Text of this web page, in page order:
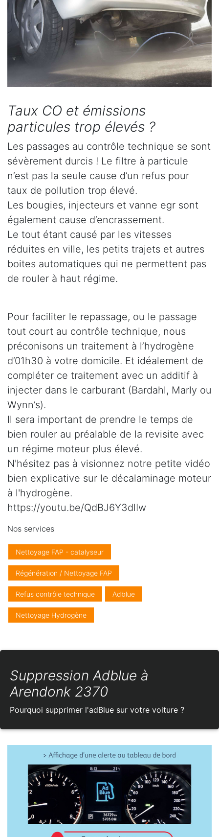
Taux CO et émissions
particules trop élevés ?
Les passages au contrôle technique se sont
sévèrement durcis ! Le filtre à particule
n’est pas la seule cause d’un refus pour
taux de pollution trop élevé.
Les bougies, injecteurs et vanne egr sont
également cause d’encrassement.
Le tout étant causé par les vitesses
réduites en ville, les petits trajets et autres
boites automatiques qui ne permettent pas
de rouler à haut régime.
Pour faciliter le repassage, ou le passage
tout court au contrôle technique, nous
préconisons un traitement à l’hydrogène
d’01h30 à votre domicile. Et idéalement de
compléter ce traitement avec un additif à
injecter dans le carburant (Bardahl, Marly ou
Wynn’s).
Il sera important de prendre le temps de
bien rouler au préalable de la revisite avec
un régime moteur plus élevé.
N'hésitez pas à visionnez notre petite vidéo
bien explicative sur le décalaminage moteur
à l'hydrogène.
https://youtu.be/QdBJ6Y3dlIw
Nos services
Nettoyage FAP - catalyseur
Régénération / Nettoyage FAP
Refus contrôle technique Adblue
Nettoyage Hydrogène
Suppression Adblue à
Arendonk 2370
Pourquoi supprimer l'adBlue sur votre voiture ?